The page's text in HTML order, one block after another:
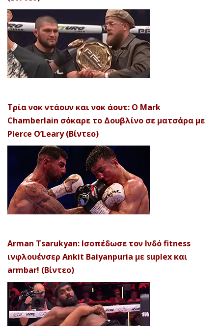
Τρία νοκ ντάουν και νοκ άουτ: Ο Mark
Chamberlain σόκαρε το Δουβλίνο σε ματσάρα με
Pierce O’Leary (Βίντεο)
Arman Tsarukyan: Ισοπέδωσε τον Ινδό fitness
ινφλουένσερ Ankit Baiyanpuria με suplex και
armbar! (Βίντεο)